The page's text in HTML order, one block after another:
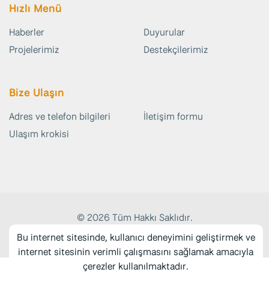
Hızlı Menü
Haberler
Duyurular
Projelerimiz
Destekçilerimiz
Bize Ulaşın
Adres ve telefon bilgileri
İletişim formu
Ulaşım krokisi
© 2026 Tüm Hakkı Saklıdır.
Web Tasarım:Medyatör İnteraktif
Bu internet sitesinde, kullanıcı deneyimini geliştirmek ve
internet sitesinin verimli çalışmasını sağlamak amacıyla
çerezler kullanılmaktadır.